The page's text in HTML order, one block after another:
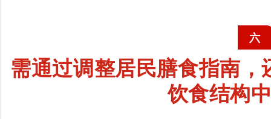
六
需通过调整居民膳食指南
饮食结构